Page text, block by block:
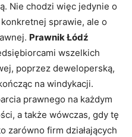
Nie chodzi więc jedynie o
sprawie, ale o
Prawnik Łódź
wszelkich
poprzez deweloperską,
na windykacji.
prawnego na każdym
a także wówczas, gdy tę
zarówno firm działających